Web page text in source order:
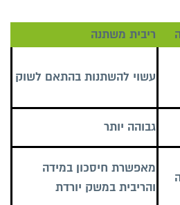
ריבית משתנה
עשוי להשתנות בהתאם לשוק
גבוהה יותר
מאפשרת חיסכון במידה
והריבית במשק יורדת